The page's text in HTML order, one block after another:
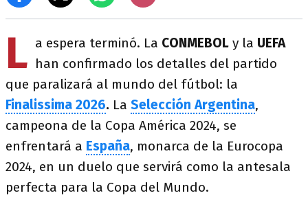
L a espera terminó. La CONMEBOL y la UEFA
han confirmado los detalles del partido
que paralizará al mundo del fútbol: la
Finalissima 2026. La Selección Argentina,
campeona de la Copa América 2024, se
enfrentará a España, monarca de la Eurocopa
2024, en un duelo que servirá como la antesala
perfecta para la Copa del Mundo.